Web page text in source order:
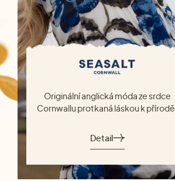
Originální anglická móda ze srdce
Cornwallu protkaná láskou k přírodě.
Detail